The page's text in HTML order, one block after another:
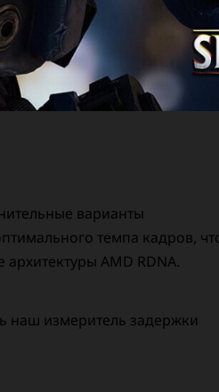
варианты
темпа кадров,
AMD RDNA.
наш измеритель задержки